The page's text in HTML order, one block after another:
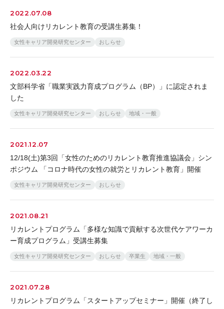
2022.07.08
社会人向けリカレント教育の受講生募集！
女性キャリア開発研究センター おしらせ
2022.03.22
文部科学省「職業実践力育成プログラム（BP）」に認定されま
した
女性キャリア開発研究センター おしらせ 地域・一般
2021.12.07
12/18(土)第3回「女性のためのリカレント教育推進協議会」シン
ポジウム 「コロナ時代の女性の就労とリカレント教育」開催
女性キャリア開発研究センター おしらせ
2021.08.21
リカレントプログラム「多様な知識で貢献する次世代ケアワーカ
ー育成プログラム」受講生募集
女性キャリア開発研究センター おしらせ 卒業生 地域・一般
2021.07.28
リカレントプログラム「スタートアップセミナー」開催（終了し